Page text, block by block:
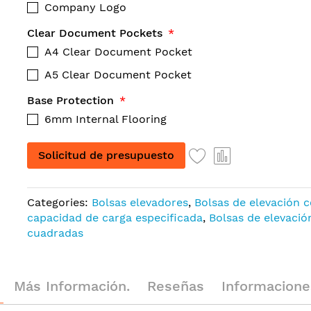
Company Logo
Clear Document Pockets
A4 Clear Document Pocket
A5 Clear Document Pocket
Base Protection
6mm Internal Flooring
Solicitud de presupuesto
Categories: Bolsas elevadores, Bolsas de elevación
capacidad de carga especificada, Bolsas de
cuadradas
Más Información. Reseñas Informaciones